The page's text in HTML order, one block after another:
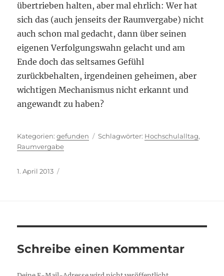
übertrieben halten, aber mal ehrlich: Wer hat
sich das (auch jenseits der Raumvergabe) nicht
auch schon mal gedacht, dann über seinen
eigenen Verfolgungswahn gelacht und am
Ende doch das seltsames Gefühl
zurückbehalten, irgendeinen geheimen, aber
wichtigen Mechanismus nicht erkannt und
angewandt zu haben?
Kategorien
gefunden Schlagwörter
Hochschulalltag,
Raumvergabe
Veröffentlicht
1. April 2013
Schreibe einen Kommentar